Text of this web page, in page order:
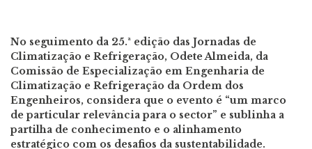
No seguimento da 25.ª edição das Jornadas de
Climatização e Refrigeração, Odete Almeida, da
Comissão de Especialização em Engenharia de
Climatização e Refrigeração da Ordem dos
Engenheiros, considera que o evento é “um marco
de particular relevância para o sector” e sublinha a
partilha de conhecimento e o alinhamento
estratégico com os desafios da sustentabilidade.